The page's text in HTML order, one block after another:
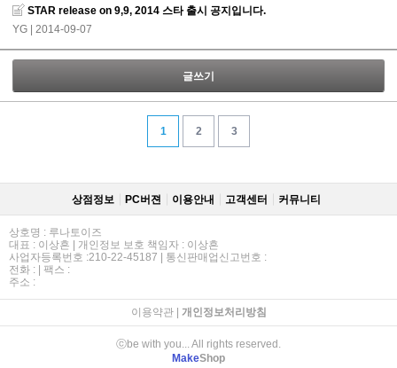
STAR release on 9,9, 2014 스타 출시 공지입니다.
YG
| 2014-09-07
글쓰기
1 2 3
상점정보 PC버젼 이용안내 고객센터 커뮤니티
상호명 : 루나토이즈
대표 : 이상흔 | 개인정보 보호 책임자 : 이상흔
사업자등록번호 :210-22-45187 | 통신판매업신고번호 :
전화 : | 팩스 :
주소 :
이용약관| 개인정보처리방침
ⓒbe with you... All rights reserved.
MakeShop